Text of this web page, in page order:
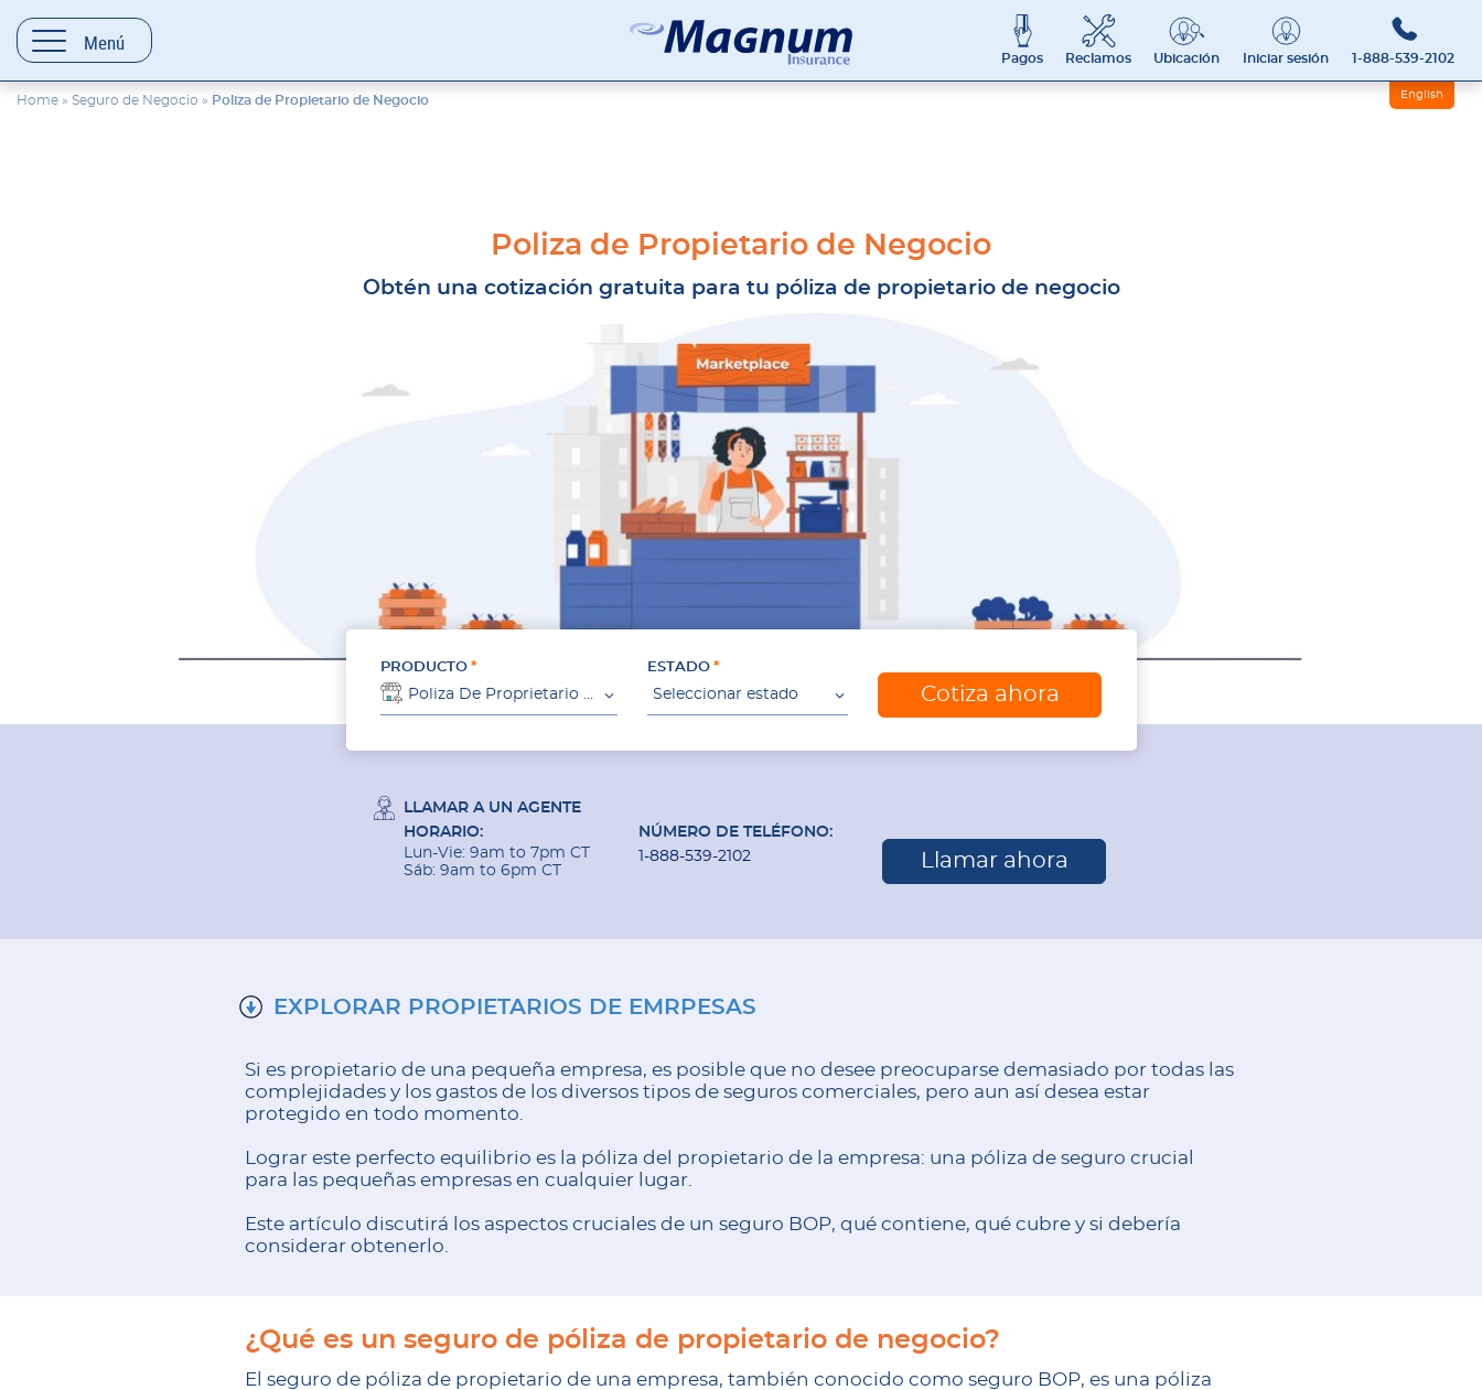
contenido
Menú
Seguros
Agencia
Pagos Reclamos Ubicación Iniciar sesión 1-888-539-2102
English
Home » Seguro de Negocio » Poliza de Propietario de Negocio
Poliza de Propietario de Negocio
Obtén una cotización gratuita para tu póliza de propietario de negocio
PRODUCTO ESTADO
Seleccionar estado Cotiza ahora
LLAMAR A UN AGENTE
HORARIO:
Lun-Vie: 9am to 7pm CT
Sáb: 9am to 6pm CT
NÚMERO DE TELÉFONO:
1-888-539-2102
Llamar ahora
EXPLORAR PROPIETARIOS DE EMRPESAS
Si es propietario de una pequeña empresa, es posible que no desee preocuparse demasiado por todas las
complejidades y los gastos de los diversos tipos de seguros comerciales, pero aun así desea estar
protegido en todo momento.
Lograr este perfecto equilibrio es la póliza del propietario de la empresa: una póliza de seguro crucial
para las pequeñas empresas en cualquier lugar.
Este artículo discutirá los aspectos cruciales de un seguro BOP, qué contiene, qué cubre y si debería
considerar obtenerlo.
¿Qué es un seguro de póliza de propietario de negocio?
El seguro de póliza de propietario de una empresa, también conocido como seguro BOP, es una póliza